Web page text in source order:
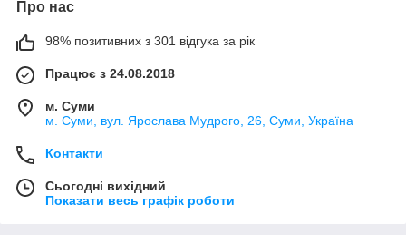
Про нас
98% позитивних з 301 відгука за рік
Працює з 24.08.2018
м. Суми
м. Суми, вул. Ярослава Мудрого, 26, Суми, Україна
Контакти
Сьогодні вихідний
Показати весь графік роботи